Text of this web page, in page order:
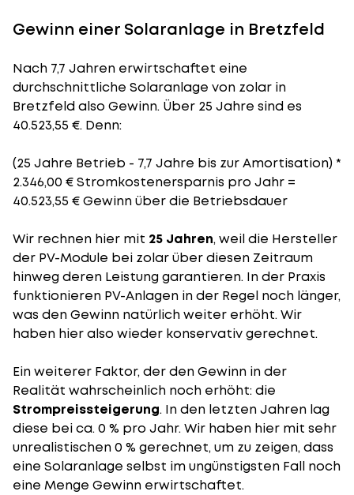
Gewinn einer Solaranlage in Bretzfeld
Nach 7,7 Jahren erwirtschaftet eine
durchschnittliche Solaranlage von zolar in
Bretzfeld also Gewinn. Über 25 Jahre sind es
40.523,55 €. Denn:
(25 Jahre Betrieb - 7,7 Jahre bis zur Amortisation) *
2.346,00 € Stromkostenersparnis pro Jahr =
40.523,55 € Gewinn über die Betriebsdauer
Wir rechnen hier mit 25 Jahren, weil die Hersteller
der PV-Module bei zolar über diesen Zeitraum
hinweg deren Leistung garantieren. In der Praxis
funktionieren PV-Anlagen in der Regel noch länger,
was den Gewinn natürlich weiter erhöht. Wir
haben hier also wieder konservativ gerechnet.
Ein weiterer Faktor, der den Gewinn in der
Realität wahrscheinlich noch erhöht: die
Strompreissteigerung. In den letzten Jahren lag
diese bei ca. 0 % pro Jahr. Wir haben hier mit sehr
unrealistischen 0 % gerechnet, um zu zeigen, dass
eine Solaranlage selbst im ungünstigsten Fall noch
eine Menge Gewinn erwirtschaftet.